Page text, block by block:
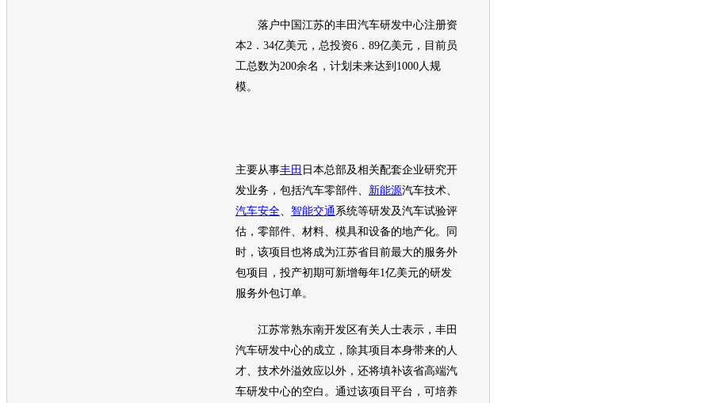
落户中国江苏的丰田汽车研发中心注册资
本2．34亿美元，总投资6．89亿美元，目前员
工总数为200余名，计划未来达到1000人规
模。
主要从事丰田 日本总部及相关配套企业研究开
发业务，包括汽车零部件、 新能源汽车技术、
汽车安全
智能交通 系统等研发及汽车试验评
估，零部件、材料、模具和设备的地产化。同
时，该项目也将成为江苏省目前最大的服务外
包项目，投产初期可新增每年1亿美元的研发
服务外包订单。
江苏常熟东南开发区有关人士表示， 丰田
汽车研发中心的成立，除其项目本身带来的人
才、技术外溢效应以外，还将填补该省高端汽
车研发中心的空白。通过该项目平台，可培养